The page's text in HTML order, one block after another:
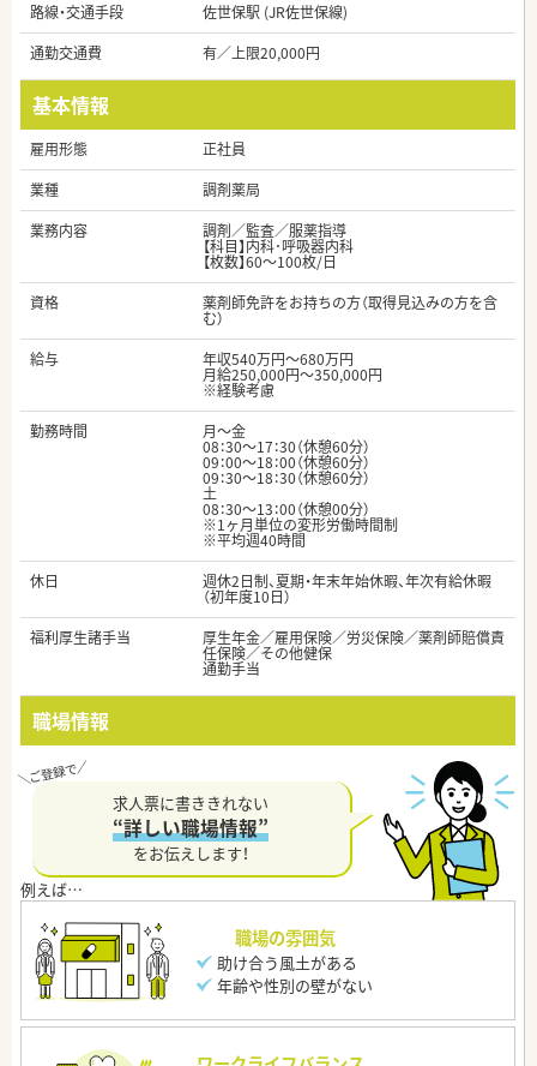
路線・交通手段
佐世保駅 (JR佐世保線)
通勤交通費
有／上限20,000円
基本情報
雇用形態
正社員
業種
調剤薬局
業務内容
調剤／監査／服薬指導
【科目】内科･呼吸器内科
【枚数】60～100枚/日
資格
薬剤師免許をお持ちの方（取得見込みの方を含
む）
給与
年収540万円～680万円
月給250,000円～350,000円
※経験考慮
勤務時間
月～金
08：30～17：30（休憩60分）
09：00～18：00（休憩60分）
09：30～18：30（休憩60分）
土
08：30～13：00（休憩00分）
※1ヶ月単位の変形労働時間制
※平均週40時間
休日
週休2日制、夏期・年末年始休暇、年次有給休暇
（初年度10日）
福利厚生諸手当
厚生年金／雇用保険／労災保険／薬剤師賠償責
任保険／その他健保
通勤手当
職場情報
求人票に書ききれない
“詳しい職場情報”
をお伝えします！
職場の雰囲気
助け合う風土がある
年齢や性別の壁がない